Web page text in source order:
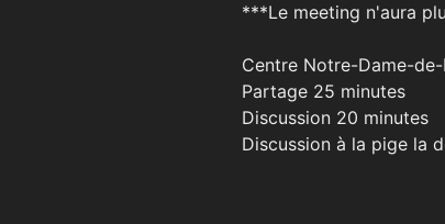
***Le meeting n'aura
Centre Notre-Dame-
Partage 25 minutes
Discussion 20 minutes
Discussion à la pige la